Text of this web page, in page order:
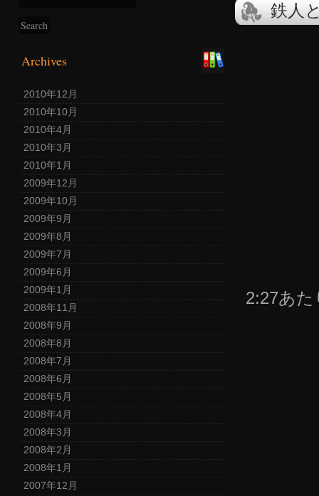
Archives
2010年12月
2010年10月
2010年4月
2010年3月
2010年1月
2009年12月
2009年10月
2009年9月
2009年8月
2009年7月
2009年6月
2009年1月
2008年11月
2008年9月
2008年8月
2008年7月
2008年6月
2008年5月
2008年4月
2008年3月
2008年2月
2008年1月
2007年12月
鉄人
2:27あ